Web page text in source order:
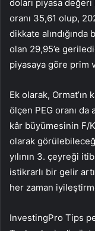
doları piyasa
oranı 35,61 olup,
dikkate
olan 29,95’e
piyasaya göre prim
Ek olarak, Ormat’ın
ölçen PEG oranı
kâr büyümesinin F/
olarak
yılının 3. çeyreği
istikrarlı bir gelir
her zaman
InvestingPro Tips